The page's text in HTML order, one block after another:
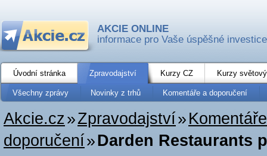
AKCIE ONLINE
informace pro Vaše úspěšné investice
Úvodní stránka Zpravodajství Kurzy CZ Kurzy
Všechny zprávy Novinky z trhů Komentáře a doporučení
Akcie.cz»Zpravodajství»
doporučení»Darden Restaurants